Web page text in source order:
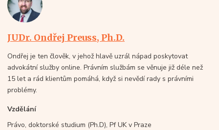
JUDr. Ondřej Preuss, Ph.D.
Ondřej je ten člověk, v jehož hlavě uzrál nápad poskytovat
advokátní služby online. Právním službám se věnuje již déle než
15 let a rád klientům pomáhá, když si nevědí rady s právními
problémy.
Vzdělání
Právo, doktorské studium (Ph.D), Pf UK v Praze